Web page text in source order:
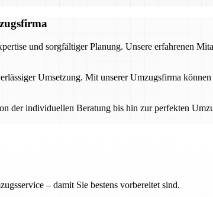
und sorgfältiger Planung. Unsere erfahrenen
Umsetzung. Mit unserer Umzugsfirma
der individuellen Beratung bis hin zur perfekten
– damit Sie bestens vorbereitet sind.